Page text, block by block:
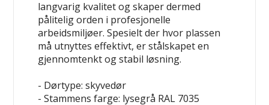
langvarig kvalitet og skaper dermed
pålitelig orden i profesjonelle
arbeidsmiljøer. Spesielt der hvor plassen
må utnyttes effektivt, er stålskapet en
gjennomtenkt og stabil løsning.
- Dørtype: skyvedør
- Stammens farge: lysegrå RAL 7035